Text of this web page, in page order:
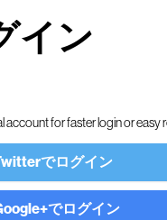
イン
account for faster login or easy
でログイン
でログイン